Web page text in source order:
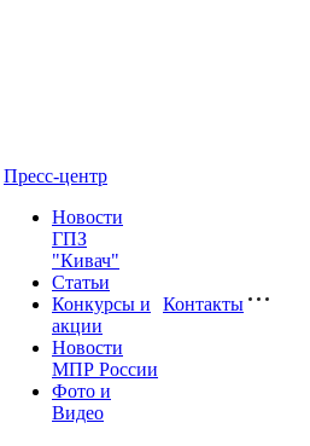
Пресс-центр
Новости
ГПЗ
"Кивач"
Статьи
Конкурсы и
акции
Новости
МПР России
Фото и
Видео
Контакты